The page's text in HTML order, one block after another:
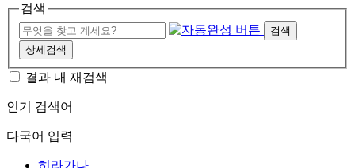
검색
검색
상세검색
결과 내 재검색
인기 검색어
다국어 입력